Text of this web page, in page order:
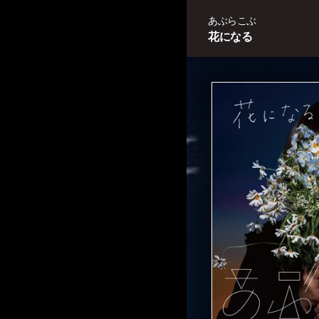
花になる
あぶらこぶ